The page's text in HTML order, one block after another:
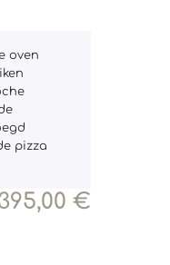
oven
pizza
€